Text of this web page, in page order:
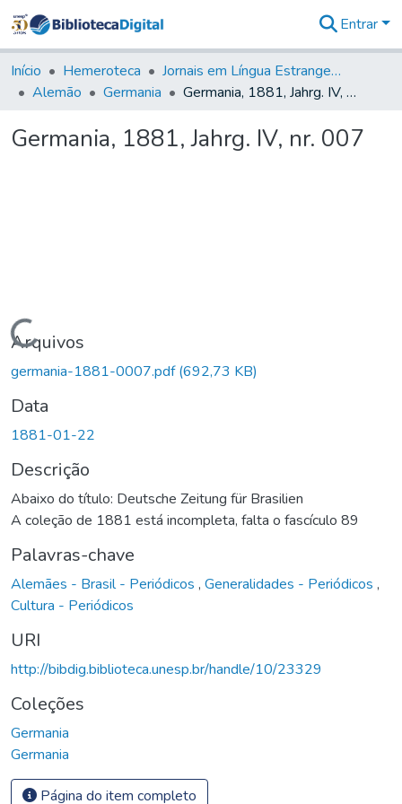
&
Coleções
Tudo na
Digital
Entrar
Início Hemeroteca
Jornais em Língua Estrangeira
Alemão
Germania Germania, 1881, Jahrg. IV, nr. 007
Germania, 1881, Jahrg. IV, nr. 007
Carregando...
Arquivos
germania-1881-0007.pdf(692,73 KB)
Data
1881-01-22
Descrição
Abaixo do título: Deutsche Zeitung für Brasilien
A coleção de 1881 está incompleta, falta o fascículo 89
Palavras-chave
Alemães - Brasil - Periódicos , Generalidades - Periódicos ,
Cultura - Periódicos
URI
http://bibdig.biblioteca.unesp.br/handle/10/23329
Coleções
Germania
Germania
Página do item completo